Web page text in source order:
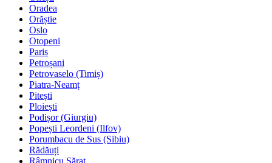
Oradea
Orăștie
Oslo
Otopeni
Paris
Petroșani
Petrovaselo (Timiș)
Piatra-Neamț
Pitești
Ploiești
Podișor (Giurgiu)
Popești Leordeni (Ilfov)
Porumbacu de Sus (Sibiu)
Rădăuți
Râmnicu Sărat